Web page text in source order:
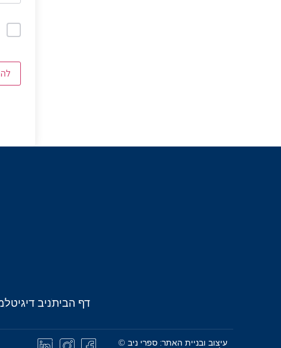
דף הביתניב דיגיטל
עיצוב ובניית האתר: ספרי ניב ©